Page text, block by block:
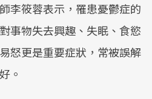
李筱蓉表示，罹患憂鬱症的
事物失去興趣、失眠、食慾
怒更是重要症狀，常被誤解
。